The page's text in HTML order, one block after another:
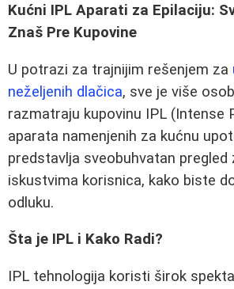
Kućni IPL Aparati za Epilaciju:
Znaš Pre Kupovine
U potrazi za trajnijim rešenjem za
neželjenih dlačica, sve je više
razmatraju kupovinu IPL (Intense
aparata namenjenih za kućnu
predstavlja sveobuhvatan pregled
iskustvima korisnica, kako biste
odluku.
Šta je IPL i Kako Radi?
IPL tehnologija koristi širok